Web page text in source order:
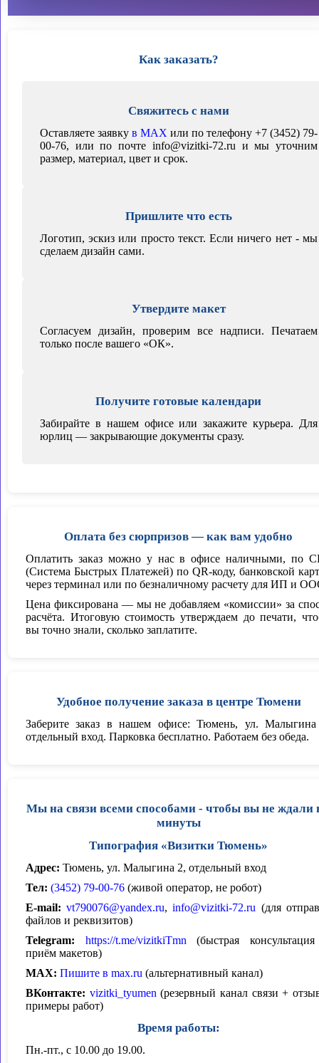
Как заказать?
Свяжитесь с нами
Оставляете заявку в MAX или по телефону +7 (3452) 79-
00-76, или по почте info@vizitki-72.ru и мы уточним
размер, материал, цвет и срок.
Пришлите что есть
Логотип, эскиз или просто текст. Если ничего нет - мы
сделаем дизайн сами.
Утвердите макет
Согласуем дизайн, проверим все надписи. Печатаем
только после вашего «ОК».
Получите готовые календари
Забирайте в нашем офисе или закажите курьера. Для
юрлиц — закрывающие документы сразу.
Оплата без сюрпризов — как вам удобно
Оплатить заказ можно у нас в офисе наличными, по
(Система Быстрых Платежей) по QR-коду, банковской
через терминал или по безналичному расчету для ИП и
Цена фиксирована — мы не добавляем «комиссии» за
расчёта. Итоговую стоимость утверждаем до печати,
вы точно знали, сколько заплатите.
Удобное получение заказа в центре Тюмени
Заберите заказ в нашем офисе: Тюмень, ул.
отдельный вход. Парковка бесплатно. Работаем без обеда.
Мы на связи всеми способами - чтобы вы не ждали
минуты
Типография «Визитки Тюмень»
Адрес: Тюмень, ул. Малыгина 2, отдельный вход
Тел: (3452) 79-00-76 (живой оператор, не робот)
E-mail: vt790076@yandex.ru,info@vizitki-72.ru (для
файлов и реквизитов)
Telegram:
https://t.me/vizitkiTmn(быстрая
приём макетов)
MAX: Пишите в max.ru (альтернативный канал)
ВКонтакте: vizitki_tyumen (резервный канал связи +
примеры работ)
Время работы:
Пн.-пт., с 10.00 до 19.00.